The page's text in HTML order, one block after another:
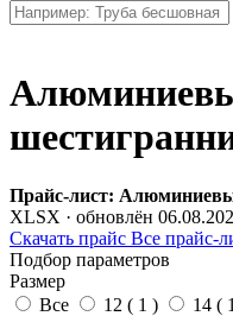
Прайс-лист:
XLSX · обновлён
Скачать прайс Все прайс-
Подбор параметров
Размер
Все
12 ( 1 ) 14 ( 1